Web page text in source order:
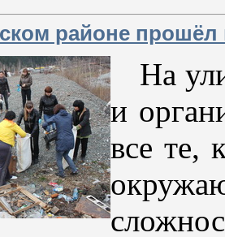
районе прошёл
На
и
все те,